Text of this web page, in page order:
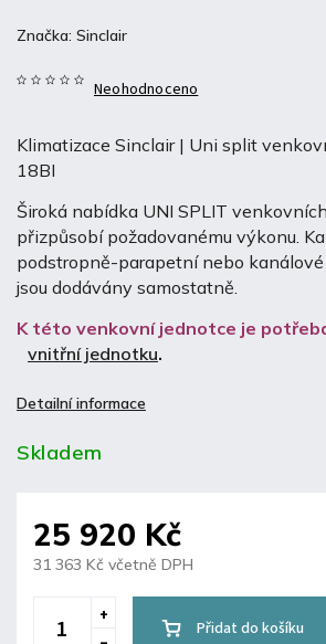
Neohodnoceno
Klimatizace Sinclair | Uni split
18BI
Široká nabídka UNI SPLIT
přizpůsobí požadovanému výkonu.
podstropně-parapetní nebo
jsou dodávány samostatně.
K této venkovní jednotce je
vnitřní jednotku.
Detailní informace
Značka: Sinclair
Skladem
25 920 Kč
31 363 Kč včetně DPH
Přidat do košíku